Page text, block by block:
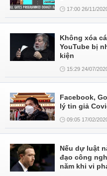
17:00 26/11/
Không xóa
YouTube bị
kiện
15:29 24/07/
Facebook,
lý tin giả
09:05 17/02/
Nếu dự luật
đạo công
năm khi vi